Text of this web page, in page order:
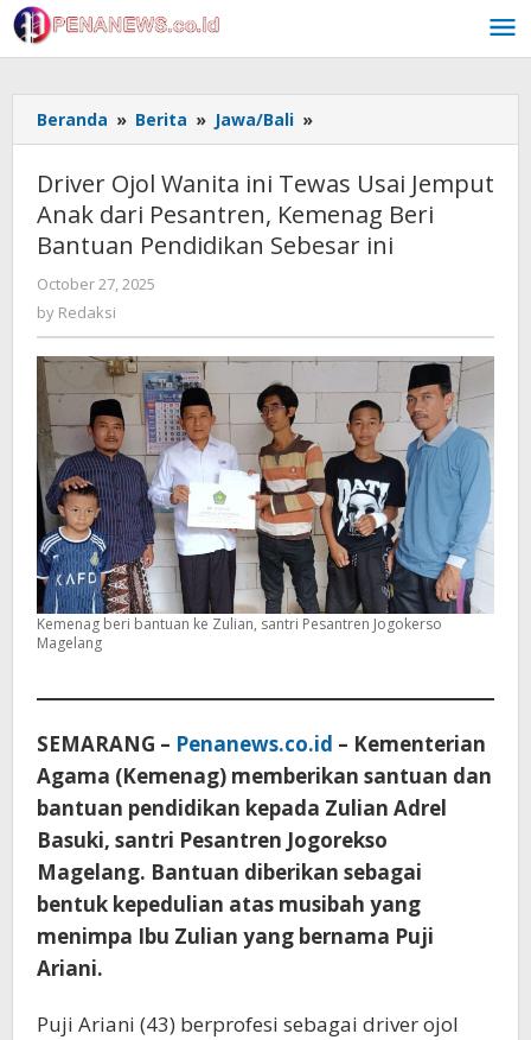
Skip
to
content
Beranda » Berita » Jawa/Bali »
Ojol
ini
Tewas
Usai
Pesantren,
Kemenag
Beri
Bantuan
Pendidikan
Sebesar
ini
Driver Ojol Wanita ini Tewas Usai Jemput
Anak dari Pesantren, Kemenag Beri
Bantuan Pendidikan Sebesar ini
October 27, 2025
by Redaksi
Kemenag beri bantuan ke Zulian, santri Pesantren Jogokerso
Magelang
SEMARANG – Penanews.co.id – Kementerian
Agama (Kemenag) memberikan santuan dan
bantuan pendidikan kepada Zulian Adrel
Basuki, santri Pesantren Jogorekso
Magelang. Bantuan diberikan sebagai
bentuk kepedulian atas musibah yang
menimpa Ibu Zulian yang bernama Puji
Ariani.
Puji Ariani (43) berprofesi sebagai driver ojol